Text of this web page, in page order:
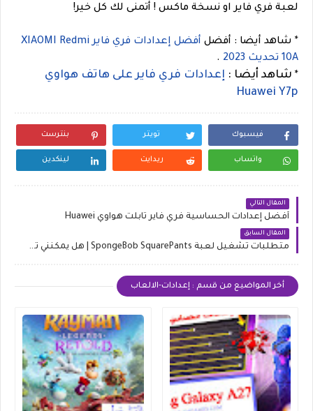
لعبة فري فاير او نسخة ماكس ! أتمنى لك كل خير!
* شاهد أيضا : أفضل
أفضل إعدادات فري فاير XIAOMI Redmi
10A تحديث 2023
.
* شاهد أيضا : إعدادات فري فاير على هاتف هواوي
Huawei Y7p
فيسبوك تويتر بنترست
واتساب ريدايت لينكدين
المقال التالي
أفضل إعدادات الحساسية فري فاير تابلت هواوي Huawei
المقال السابق
متطلبات تشغيل لعبة SpongeBob SquarePants | هل يمكنني تشغيل لعبة سبونج بوب ؟
أخر المواضيع من قسم : إعدادات-الالعاب